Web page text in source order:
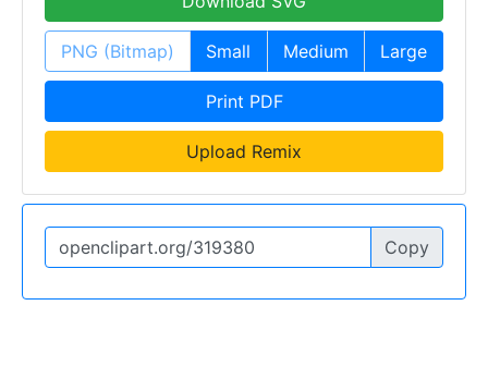
PNG (Bitmap) Small Medium Large
Print PDF
Upload Remix
Copy